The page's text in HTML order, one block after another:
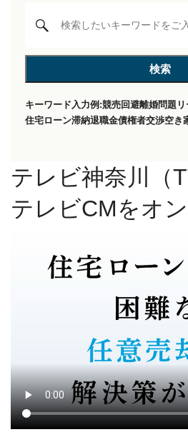
キーワード入力例:競売回避離婚問題
住宅ローン滞納退職金債権者交渉空き
テレビ神奈川（
テレビCMをオ